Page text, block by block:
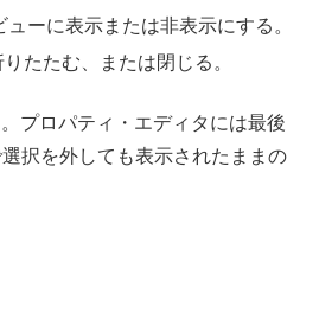
ーに表示または非表示にする。
たたむ、または閉じる。
プロパティ・エディタには最後
択を外しても表示されたままの